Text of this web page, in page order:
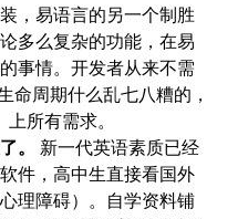
，易语言的另一个制胜
多么复杂的功能，在易
事情。开发者从来不需
命周期什么乱七八糟的，
所有需求。
。
新一代英语素质已经
件，高中生直接看国外
理障碍）。自学资料铺